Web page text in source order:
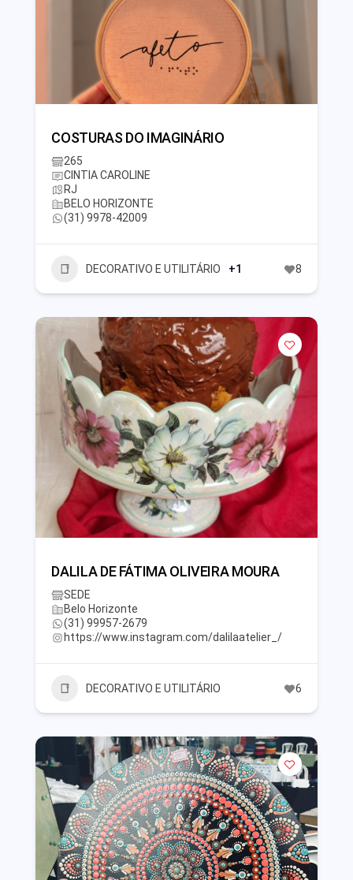
COSTURAS DO IMAGINÁRIO
265
CINTIA CAROLINE
RJ
BELO HORIZONTE
(31) 9978-42009
DECORATIVO E UTILITÁRIO +1 8
DALILA DE FÁTIMA OLIVEIRA MOURA
SEDE
Belo Horizonte
(31) 99957-2679
https://www.instagram.com/dalilaatelier_/
DECORATIVO E UTILITÁRIO 6